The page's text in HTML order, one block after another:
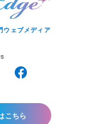
ウェブメディア
こちら